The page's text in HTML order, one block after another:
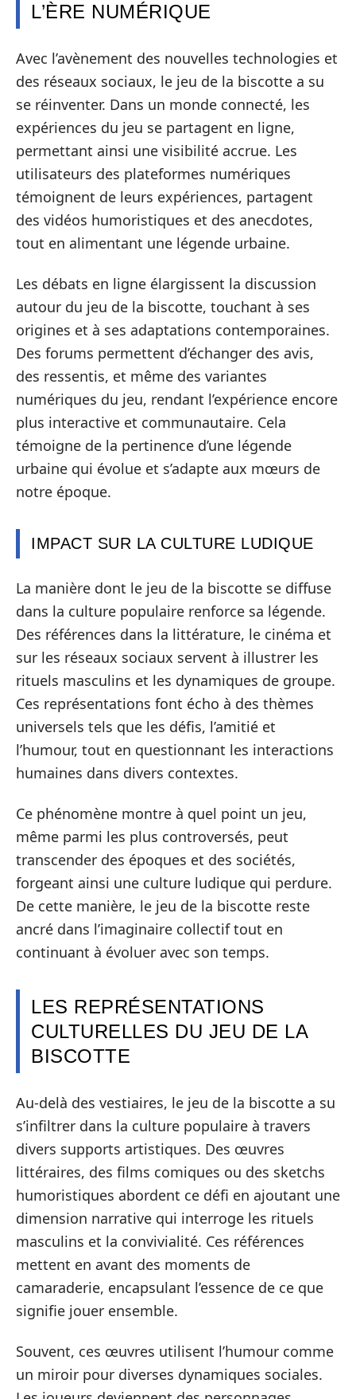
L’ÈRE NUMÉRIQUE
Avec l’avènement des nouvelles technologies et
des réseaux sociaux, le jeu de la biscotte a su
se réinventer. Dans un monde connecté, les
expériences du jeu se partagent en ligne,
permettant ainsi une visibilité accrue. Les
utilisateurs des plateformes numériques
témoignent de leurs expériences, partagent
des vidéos humoristiques et des anecdotes,
tout en alimentant une légende urbaine.
Les débats en ligne élargissent la discussion
autour du jeu de la biscotte, touchant à ses
origines et à ses adaptations contemporaines.
Des forums permettent d’échanger des avis,
des ressentis, et même des variantes
numériques du jeu, rendant l’expérience encore
plus interactive et communautaire. Cela
témoigne de la pertinence d’une légende
urbaine qui évolue et s’adapte aux mœurs de
notre époque.
IMPACT SUR LA CULTURE LUDIQUE
La manière dont le jeu de la biscotte se diffuse
dans la culture populaire renforce sa légende.
Des références dans la littérature, le cinéma et
sur les réseaux sociaux servent à illustrer les
rituels masculins et les dynamiques de groupe.
Ces représentations font écho à des thèmes
universels tels que les défis, l’amitié et
l’humour, tout en questionnant les interactions
humaines dans divers contextes.
Ce phénomène montre à quel point un jeu,
même parmi les plus controversés, peut
transcender des époques et des sociétés,
forgeant ainsi une culture ludique qui perdure.
De cette manière, le jeu de la biscotte reste
ancré dans l’imaginaire collectif tout en
continuant à évoluer avec son temps.
LES REPRÉSENTATIONS
CULTURELLES DU JEU DE LA
BISCOTTE
Au-delà des vestiaires, le jeu de la biscotte a su
s’infiltrer dans la culture populaire à travers
divers supports artistiques. Des œuvres
littéraires, des films comiques ou des sketchs
humoristiques abordent ce défi en ajoutant une
dimension narrative qui interroge les rituels
masculins et la convivialité. Ces références
mettent en avant des moments de
camaraderie, encapsulant l’essence de ce que
signifie jouer ensemble.
Souvent, ces œuvres utilisent l’humour comme
un miroir pour diverses dynamiques sociales.